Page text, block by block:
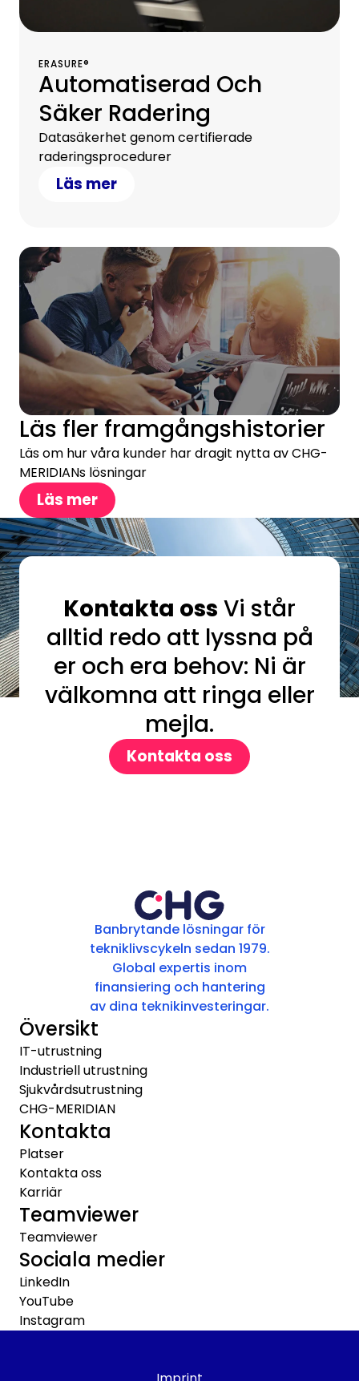
ERASURE®
Automatiserad Och
Säker Radering
Datasäkerhet genom certifierade
raderingsprocedurer
Läs mer
Läs fler framgångshistorier
Läs om hur våra kunder har dragit nytta av CHG-
MERIDIANs lösningar
Läs mer
Kontakta oss Vi står
alltid redo att lyssna på
er och era behov: Ni är
välkomna att ringa eller
mejla.
Kontakta oss
Banbrytande lösningar för
tekniklivscykeln sedan 1979.
Global expertis inom
finansiering och hantering
av dina teknikinvesteringar.
Översikt
IT-utrustning
Industriell utrustning
Sjukvårdsutrustning
CHG-MERIDIAN
Kontakta
Platser
Kontakta oss
Karriär
Teamviewer
Teamviewer
Sociala medier
LinkedIn
YouTube
Instagram